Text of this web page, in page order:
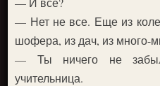
— Нет не все. Еще из
шофера, из дач, из много-
— Ты ничего не
учительница.